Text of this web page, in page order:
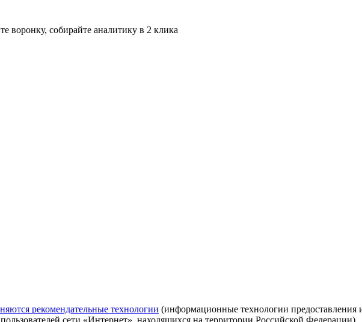
воронку, собирайте аналитику в 2 клика
рекомендательные технологии (информационные технологии предоставления